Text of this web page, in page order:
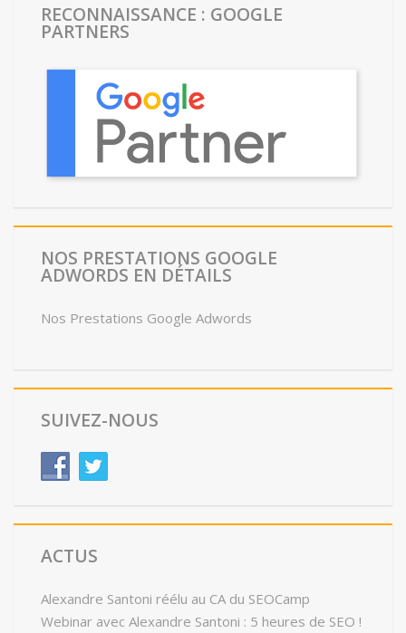
RECONNAISSANCE : GOOGLE
PARTNERS
NOS PRESTATIONS GOOGLE
ADWORDS EN DÉTAILS
Nos Prestations Google Adwords
SUIVEZ-NOUS
ACTUS
Alexandre Santoni réélu au CA du SEOCamp
Webinar avec Alexandre Santoni : 5 heures de SEO !